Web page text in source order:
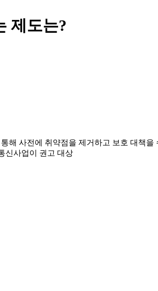
제도는?
해 사전에 취약점을 제거하고 보호 대책을
신사업이 권고 대상